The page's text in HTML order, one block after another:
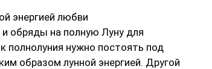
энергией любви
обряды на полную Луну для
полнолуния нужно постоять под
образом лунной энергией. Другой